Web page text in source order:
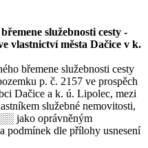
služebnosti cesty -
vlastnictví města Dačice v k.
břemene služebnosti cesty
p. č. 2157 ve prospěch
Dačice a k. ú. Lipolec, mezi
služebné nemovitosti,
jako oprávněným
podmínek dle přílohy usnesení